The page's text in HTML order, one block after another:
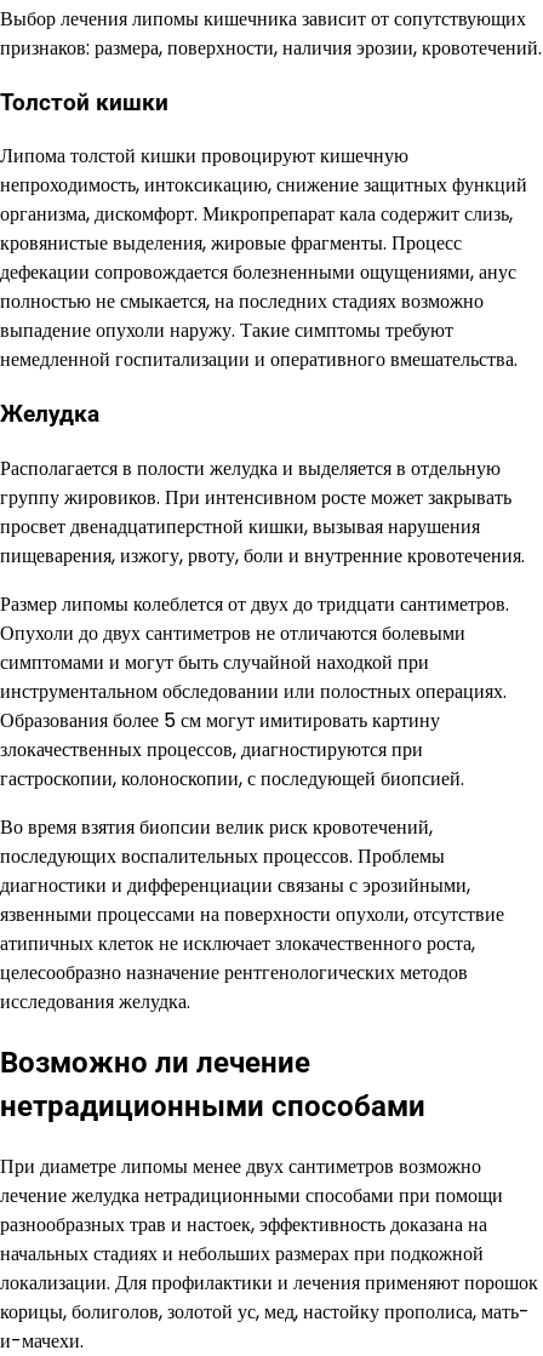
Выбор лечения липомы кишечника зависит от сопутствующих
признаков: размера, поверхности, наличия эрозии, кровотечений.
Толстой кишки
Липома толстой кишки провоцируют кишечную
непроходимость, интоксикацию, снижение защитных функций
организма, дискомфорт. Микропрепарат кала содержит слизь,
кровянистые выделения, жировые фрагменты. Процесс
дефекации сопровождается болезненными ощущениями, анус
полностью не смыкается, на последних стадиях возможно
выпадение опухоли наружу. Такие симптомы требуют
немедленной госпитализации и оперативного вмешательства.
Желудка
Располагается в полости желудка и выделяется в отдельную
группу жировиков. При интенсивном росте может закрывать
просвет двенадцатиперстной кишки, вызывая нарушения
пищеварения, изжогу, рвоту, боли и внутренние кровотечения.
Размер липомы колеблется от двух до тридцати сантиметров.
Опухоли до двух сантиметров не отличаются болевыми
симптомами и могут быть случайной находкой при
инструментальном обследовании или полостных операциях.
Образования более 5 см могут имитировать картину
злокачественных процессов, диагностируются при
гастроскопии, колоноскопии, с последующей биопсией.
Во время взятия биопсии велик риск кровотечений,
последующих воспалительных процессов. Проблемы
диагностики и дифференциации связаны с эрозийными,
язвенными процессами на поверхности опухоли, отсутствие
атипичных клеток не исключает злокачественного роста,
целесообразно назначение рентгенологических методов
исследования желудка.
Возможно ли лечение
нетрадиционными способами
При диаметре липомы менее двух сантиметров возможно
лечение желудка нетрадиционными способами при помощи
разнообразных трав и настоек, эффективность доказана на
начальных стадиях и небольших размерах при подкожной
локализации. Для профилактики и лечения применяют порошок
корицы, болиголов, золотой ус, мед, настойку прополиса, мать-
и-мачехи.